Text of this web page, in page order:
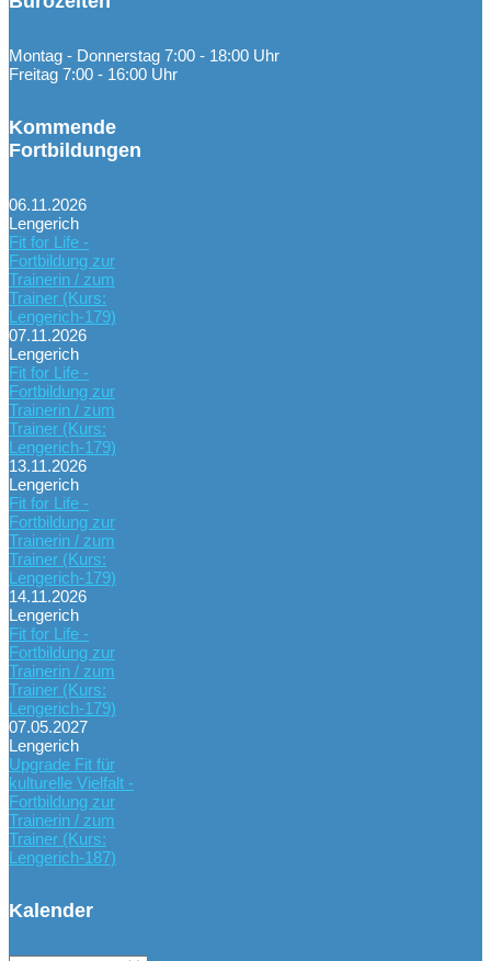
Montag - Donnerstag 7:00 - 18:00 Uhr
Freitag 7:00 - 16:00 Uhr
Kommende
Fortbildungen
06.11.2026
Lengerich
Fit for Life -
Fortbildung zur
Trainerin / zum
Trainer (Kurs:
Lengerich-179)
07.11.2026
Lengerich
Fit for Life -
Fortbildung zur
Trainerin / zum
Trainer (Kurs:
Lengerich-179)
13.11.2026
Lengerich
Fit for Life -
Fortbildung zur
Trainerin / zum
Trainer (Kurs:
Lengerich-179)
14.11.2026
Lengerich
Fit for Life -
Fortbildung zur
Trainerin / zum
Trainer (Kurs:
Lengerich-179)
07.05.2027
Lengerich
Upgrade Fit für
kulturelle Vielfalt -
Fortbildung zur
Trainerin / zum
Trainer (Kurs:
Lengerich-187)
Kalender